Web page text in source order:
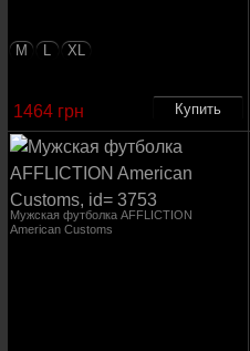
M L XL
1464 грн
Мужская футболка AFFLICTION
American Customs